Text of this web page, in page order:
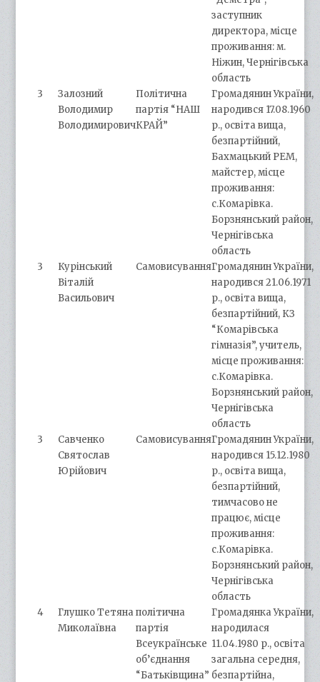
заступник
директора, місце
проживання: м.
Ніжин, Чернігівська
область
3
Залозний
Володимир
Володимирович
Політична
партія “НАШ
КРАЙ”
Громадянин України,
народився 17.08.1960
р., освіта вища,
безпартійний,
Бахмацький РЕМ,
майстер, місце
проживання:
с.Комарівка.
Борзнянський район,
Чернігівська
область
3
Курінський
Віталій
Васильович
СамовисуванняГромадянин України,
народився 21.06.1971
р., освіта вища,
безпартійний, КЗ
“Комарівська
гімназія”, учитель,
місце проживання:
с.Комарівка.
Борзнянський район,
Чернігівська
область
3
Савченко
Святослав
Юрійович
СамовисуванняГромадянин України,
народився 15.12.1980
р., освіта вища,
безпартійний,
тимчасово не
працює, місце
проживання:
с.Комарівка.
Борзнянський район,
Чернігівська
область
4
Глушко Тетяна
Миколаївна
політична
партія
Всеукраїнське
об’єднання
“Батьківщина”
Громадянка України,
народилася
11.04.1980 р., освіта
загальна середня,
безпартійна,